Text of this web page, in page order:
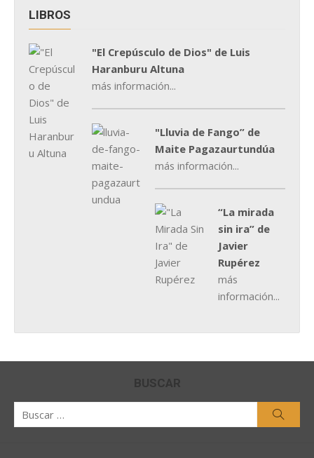
LIBROS
"El Crepúsculo de Dios" de Luis
Haranburu Altuna
más información...
"Lluvia de Fango” de
Maite Pagazaurtundúa
más información...
“La mirada
sin ira” de
Javier
Rupérez
más
información...
BUSCAR